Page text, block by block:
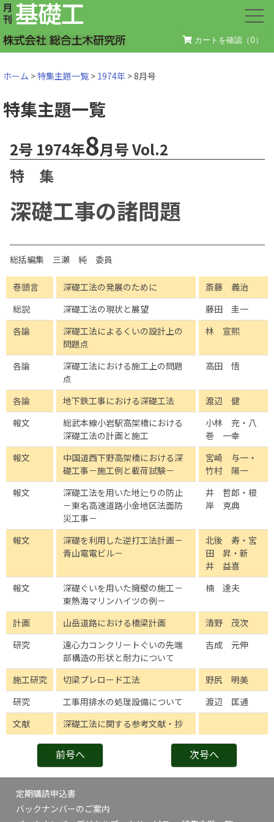
カートを確認（0）
ホーム >特集主題一覧 > 1974年 > 8月号
特集主題一覧
2号 1974年8月号 Vol.2
特 集
深礎工事の諸問題
総括編集 三瀬 純 委員
巻頭言 深礎工法の発展のために
斎藤 義治
総説
深礎工法の現状と展望
藤田 圭一
各論
深礎工法によるくいの設計上の
問題点
林 宣熙
各論
深礎工法における施工上の問題
点
高田 悟
各論 地下鉄工事における深礎工法
渡辺 健
報文
総武本線小岩駅高架橋における
深礎工法の計画と施工
小林 充・八
巻 一幸
報文
中国道西下野高架橋における深
礎工事－施工例と載荷試験－
宮崎 与一・
竹村 陽一
報文
深礎工法を用いた地辷りの防止
－東名高速道路小金地区法面防
災工事－
井 哲郎・根
岸 克典
報文
深礎を利用した逆打工法計画－
青山電電ビル－
北後 寿・宮
田 昇・新
井 益喜
報文
深礎ぐいを用いた擁壁の施工－
東熱海マリンハイツの例－
楠 達夫
計画 山岳道路における橋梁計画
清野 茂次
研究
遠心力コンクリートぐいの先端
部構造の形状と耐力について
吉成 元伸
施工研究 切梁プレロード工法
野尻 明美
研究
工事用排水の処理設備について
渡辺 匡通
文献
深礎工法に関する参考文献・抄
前号へ 次号へ
定期購読申込書
バックナンバーのご案内